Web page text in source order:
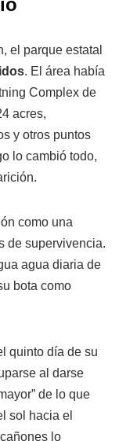
el parque estatal
. El área había
Complex de
acres,
y otros puntos
lo cambió todo,
como una
de supervivencia.
agua diaria de
bota como
quinto día de su
al darse
de lo que
sol hacia el
lo